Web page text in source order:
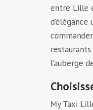
entre Lille
l’auberge
My Taxi